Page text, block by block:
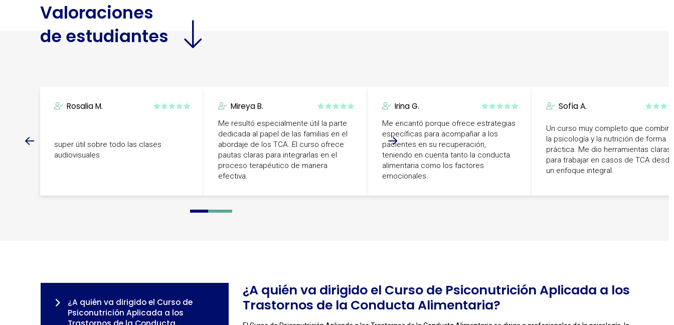
Valoraciones
de estudiantes
Rosalia M.
super útil sobre todo las clases
audiovisuales
Mireya B.
Me resultó especialmente útil la parte
dedicada al papel de las familias en el
abordaje de los TCA. El curso ofrece
pautas claras para integrarlas en el
proceso terapéutico de manera
efectiva.
Irina G.
Me encantó porque ofrece estrategias
específicas para acompañar a los
pacientes en su recuperación,
teniendo en cuenta tanto la conducta
alimentaria como los factores
emocionales.
Sofía A.
Un curso muy completo que combina
la psicología y la nutrición de forma
práctica. Me dio herramientas claras
para trabajar en casos de TCA desde
un enfoque integral.
0 1 2 3 4
¿A quién va dirigido el Curso de
Psiconutrición Aplicada a los
¿A quién va dirigido el Curso de Psiconutrición Aplicada a los
Trastornos de la Conducta Alimentaria?